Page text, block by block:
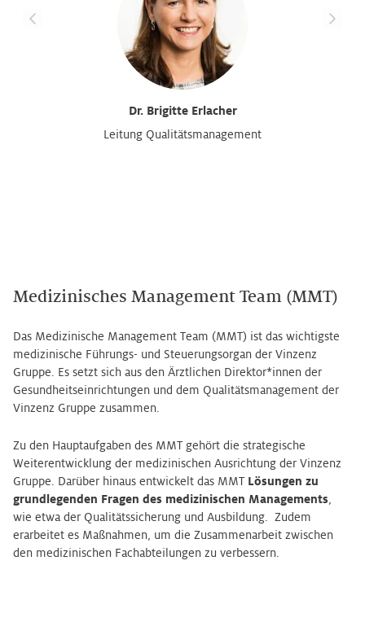
Dr. Brigitte Erlacher
Leitung Qualitätsmanagement
Medizinisches Management Team (MMT)
Das Medizinische Management Team (MMT) ist das wichtigste
medizinische Führungs- und Steuerungsorgan der Vinzenz
Gruppe. Es setzt sich aus den Ärztlichen Direktor*innen der
Gesundheitseinrichtungen und dem Qualitätsmanagement der
Vinzenz Gruppe zusammen.
Zu den Hauptaufgaben des MMT gehört die strategische
Weiterentwicklung der medizinischen Ausrichtung der Vinzenz
Gruppe. Darüber hinaus entwickelt das MMT Lösungen zu
grundlegenden Fragen des medizinischen Managements,
wie etwa der Qualitätssicherung und Ausbildung. Zudem
erarbeitet es Maßnahmen, um die Zusammenarbeit zwischen
den medizinischen Fachabteilungen zu verbessern.